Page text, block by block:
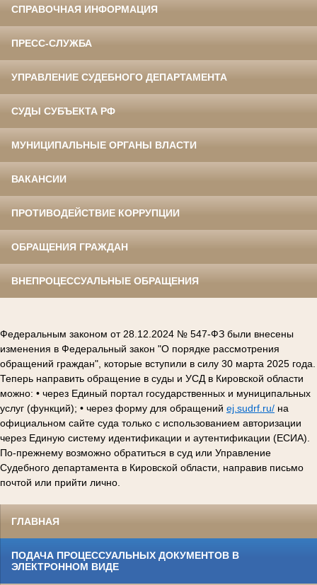
СПРАВОЧНАЯ ИНФОРМАЦИЯ
ПРЕСС-СЛУЖБА
УПРАВЛЕНИЕ СУДЕБНОГО ДЕПАРТАМЕНТА
СУДЫ СУБЪЕКТА РФ
МУНИЦИПАЛЬНЫЕ ОРГАНЫ ВЛАСТИ
ВАКАНСИИ
ПРОТИВОДЕЙСТВИЕ КОРРУПЦИИ
ОБРАЩЕНИЯ ГРАЖДАН
ВНЕПРОЦЕССУАЛЬНЫЕ ОБРАЩЕНИЯ
Федеральным законом от 28.12.2024 № 547-ФЗ были внесены
изменения в Федеральный закон "О порядке рассмотрения
обращений граждан", которые вступили в силу 30 марта 2025 года.
Теперь направить обращение в суды и УСД в Кировской области
можно: • через Единый портал государственных и муниципальных
услуг (функций); • через форму для обращений ej.sudrf.ru/ на
официальном сайте суда только с использованием авторизации
через Единую систему идентификации и аутентификации (ЕСИА).
По-прежнему возможно обратиться в суд или Управление
Судебного департамента в Кировской области, направив письмо
почтой или прийти лично.
ГЛАВНАЯ
ПОДАЧА ПРОЦЕССУАЛЬНЫХ ДОКУМЕНТОВ В
ЭЛЕКТРОННОМ ВИДЕ